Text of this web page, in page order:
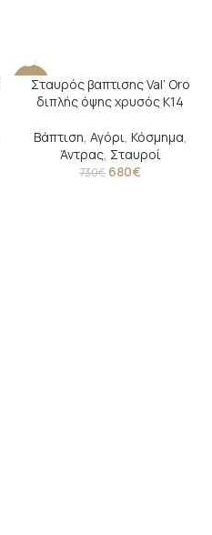
-7%
Σταυρός βαπτισης Val’ Oro
διπλής όψης χρυσός Κ14
Βάπτιση, Αγόρι, Κόσμημα,
Άντρας, Σταυροί
730€ 680€